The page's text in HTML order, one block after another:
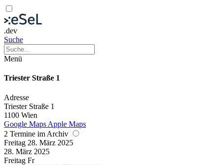
.dev
Suche
Menü
Triester Straße 1
Adresse
Triester Straße 1
1100 Wien
Google Maps Apple Maps
2 Termine im Archiv
Freitag 28. März 2025
28. März 2025
Freitag Fr